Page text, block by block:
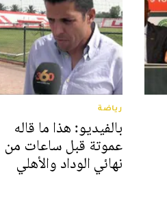
رياضة
بالفيديو: هذا ما قاله
عموتة قبل ساعات من
نهائي الوداد والأهلي